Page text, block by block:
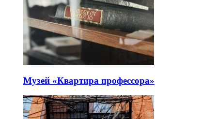
Музей «Квартира профессора»